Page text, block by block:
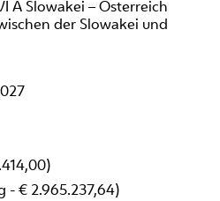
A Slowakei – Österreich
der Slowakei und
- € 2.965.237,64)